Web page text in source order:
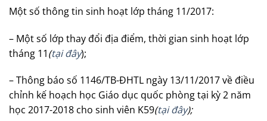
Một số thông tin sinh hoạt lớp tháng 11/2017:
– Một số lớp thay đổi địa điểm, thời gian sinh hoạt lớp
tháng 11(tại đây);
– Thông báo số 1146/TB-ĐHTL ngày 13/11/2017 về điều
chỉnh kế hoạch học Giáo dục quốc phòng tại kỳ 2 năm
học 2017-2018 cho sinh viên K59(tại đây);